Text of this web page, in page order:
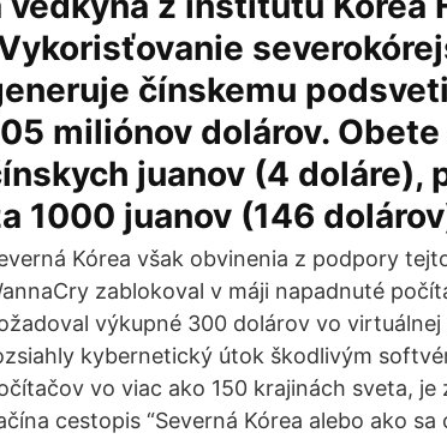
čínskemu
miliónov dolárov.
juanov (4 doláre),
1000 juanov (146
Kórea však obvinenia z podpory
zablokoval v máji napadnuté
výkupné 300 dolárov vo
kybernetický útok škodlivým
vo viac ako 150 krajinách sveta,
cestopis “Severná Kórea alebo ako